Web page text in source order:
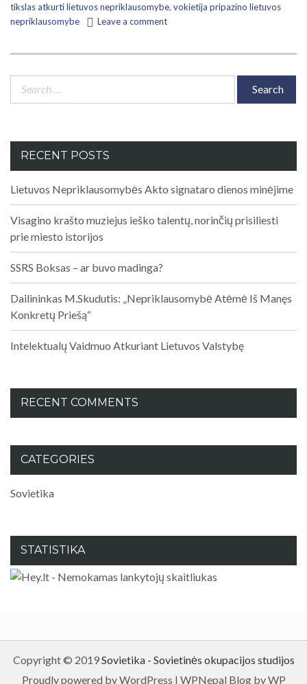
tikslas atkurti lietuvos nepriklausomybe, vokietija pripazino lietuvos
nepriklausomybe
Leave a comment
Search
RECENT POSTS
Lietuvos Nepriklausomybės Akto signataro dienos minėjime
Visagino krašto muziejus ieško talentų, norinčių prisiliesti
prie miesto istorijos
SSRS Boksas – ar buvo madinga?
Dailininkas M.Skudutis: „Nepriklausomybė Atėmė Iš Manęs
Konkretų Priešą“
Intelektualų Vaidmuo Atkuriant Lietuvos Valstybę
RECENT COMMENTS
CATEGORIES
Sovietika
STATISTIKA
Copyright © 2019Sovietika - Sovietinės okupacijos studijos
Proudly powered by WordPress | WPNepal Blog by WP